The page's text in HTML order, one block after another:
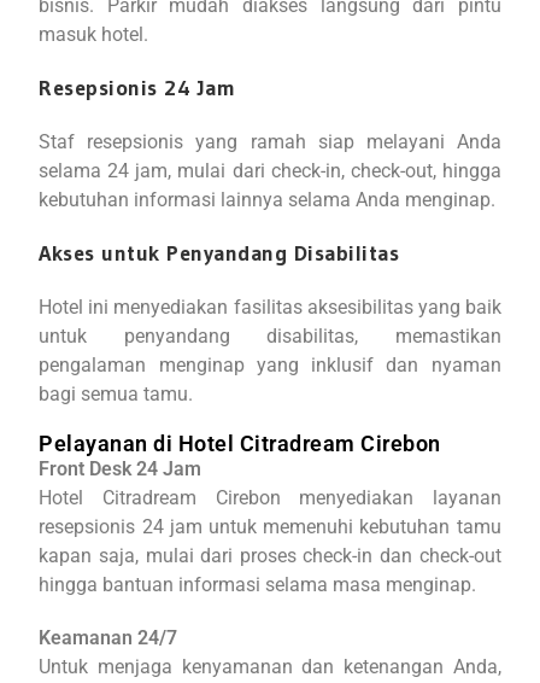
bisnis. Parkir mudah diakses langsung dari pintu
masuk hotel.
Resepsionis 24 Jam
Staf resepsionis yang ramah siap melayani Anda
selama 24 jam, mulai dari check-in, check-out, hingga
kebutuhan informasi lainnya selama Anda menginap.
Akses untuk Penyandang Disabilitas
Hotel ini menyediakan fasilitas aksesibilitas yang baik
untuk penyandang disabilitas, memastikan
pengalaman menginap yang inklusif dan nyaman
bagi semua tamu.
Pelayanan di Hotel Citradream Cirebon
Front Desk 24 Jam
Hotel Citradream Cirebon menyediakan layanan
resepsionis 24 jam untuk memenuhi kebutuhan tamu
kapan saja, mulai dari proses check-in dan check-out
hingga bantuan informasi selama masa menginap.
Keamanan 24/7
Untuk menjaga kenyamanan dan ketenangan Anda,